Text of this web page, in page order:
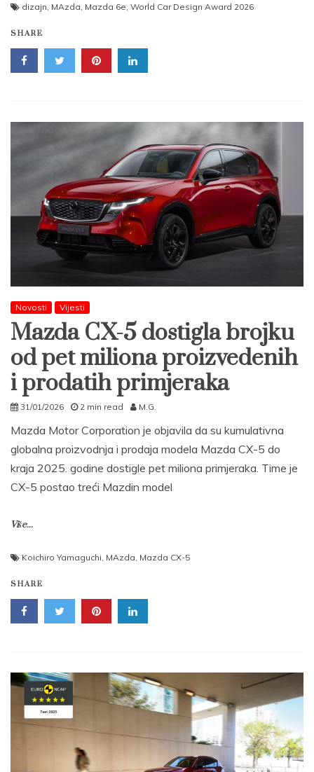
dizajn MAzda Mazda 6e World Car Design Award 2026
SHARE
Novosti Vijesti
Mazda CX-5 dostigla brojku
od pet miliona proizvedenih
i prodatih primjeraka
31/01/2026 2 min read M.G.
Mazda Motor Corporation je objavila da su kumulativna
globalna proizvodnja i prodaja modela Mazda CX-5 do
kraja 2025. godine dostigle pet miliona primjeraka. Time je
CX-5 postao treći Mazdin model
Više...
Koichiro Yamaguchi MAzda Mazda CX-5
SHARE